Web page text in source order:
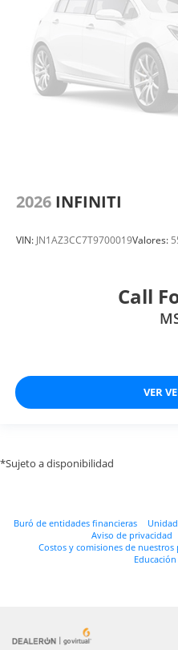
2026 INFINITI
VIN: JN1AZ3CC7T9700019Valores:
Call
VER
*Sujeto a disponibilidad
Buró de entidades financieras
Aviso de privacidad
Costos y comisiones de